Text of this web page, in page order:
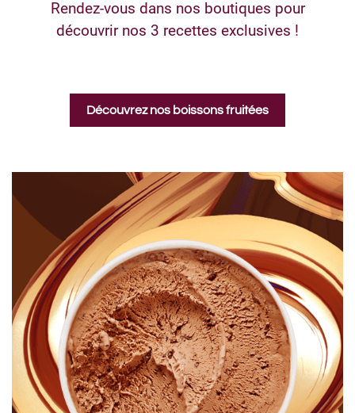
Rendez-vous dans nos boutiques pour
découvrir nos 3 recettes exclusives !
Découvrez nos boissons fruitées